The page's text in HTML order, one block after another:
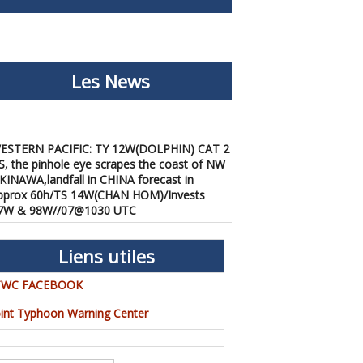
Les News
the pinhole eye scrapes the coast of NW
in CHINA forecast in
60h/TS 14W(CHAN HOM)/Invests
& 98W//07@1030 UTC
07/2026 -PATRICK HOAREAU
CAT4 US to CAT 1 in 36h, gradually
OKINAWA/TS
Invest 96W//05@2200 UTC
PACIFIC: TY 12W(DOLPHIN)
inner core re-
Liens utiles
FACEBOOK
Typhoon Warning Center